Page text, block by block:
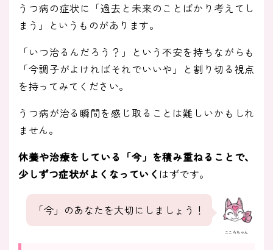
うつ病の症状に「過去と未来のことばかり考えてし
まう」というものがあります。
「いつ治るんだろう？」という不安を持ちながらも
「今調子がよければそれでいいや」と割り切る視点
を持ってみてください。
うつ病が治る瞬間を感じ取ることは難しいかもしれ
ません。
休養や治療をしている「今」を積み重ねることで、
少しずつ症状がよくなっていく はずです。
こころちゃん
「今」のあなたを大切にしましょう！